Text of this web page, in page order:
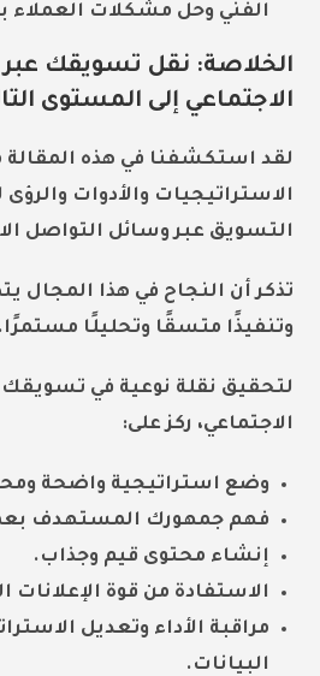
الفني وحل مشكلات العملاء
الخلاصة: نقل تسويقك
الاجتماعي إلى المستوى
لقد استكشفنا في هذه
الاستراتيجيات والأدوات
التسويق عبر وسائل التواصل
تذكر أن النجاح في هذا المجال
وتنفيذًا متسقًا وتحليلًا مستمرًا.
لتحقيق نقلة نوعية في
الاجتماعي، ركز على:
وضع استراتيجية واضحة
فهم جمهورك المستهدف
إنشاء محتوى قيم وجذاب.
الاستفادة من قوة الإعلانات
مراقبة الأداء وتعديل
البيانات.